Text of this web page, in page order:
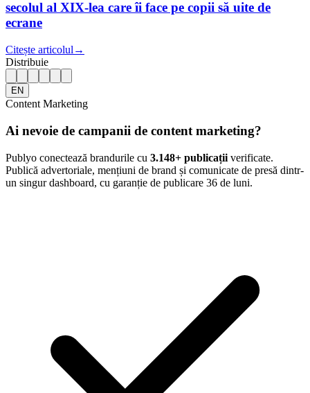
secolul al XIX-lea care îi face pe copii să uite de
ecrane
Citește articolul →
Distribuie
EN
Content Marketing
Ai nevoie de campanii de content marketing?
Publyo conectează brandurile cu 3.148+ publicații verificate.
Publică advertoriale, mențiuni de brand și comunicate de presă dintr-
un singur dashboard, cu garanție de publicare 36 de luni.